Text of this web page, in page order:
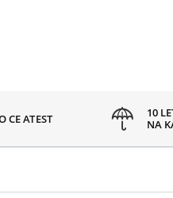
CE ATEST
10
NA